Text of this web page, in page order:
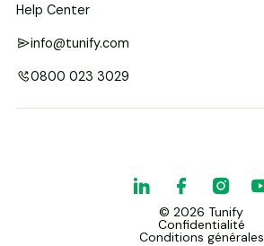
Help Center
info@tunify.com
0800 023 3029
© 2026 Tunify
Confidentialité
Conditions générales